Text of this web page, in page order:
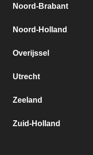
Noord-Brabant
Noord-Holland
Overijssel
Utrecht
Zeeland
Zuid-Holland